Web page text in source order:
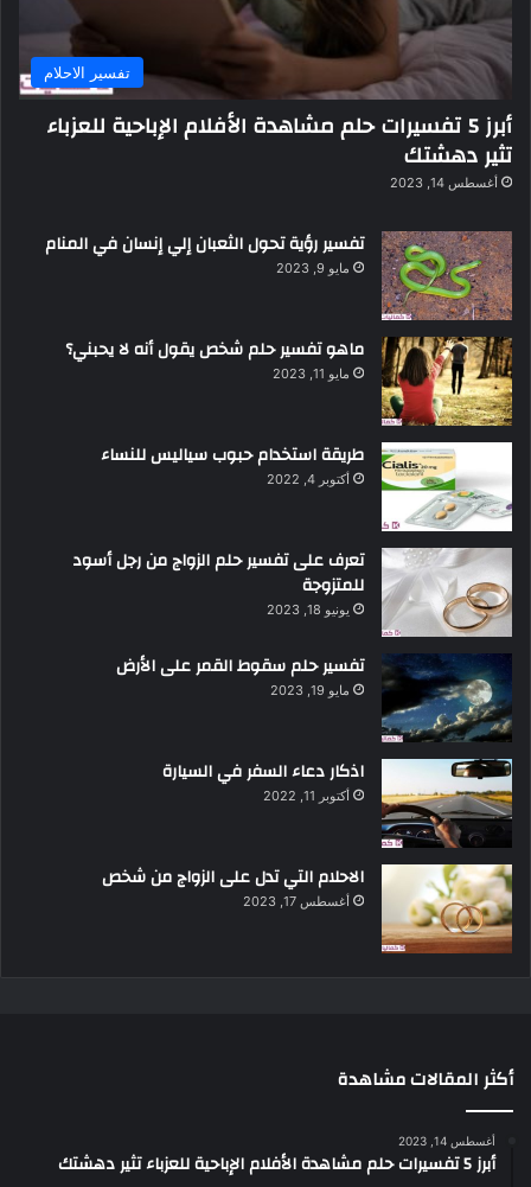
تفسير الاحلام
أبرز 5 تفسيرات حلم مشاهدة الأفلام الإباحية للعزباء
تثير دهشتك
أغسطس 14, 2023
تفسير رؤية تحول الثعبان إلي إنسان في المنام
مايو 9, 2023
ماهو تفسير حلم شخص يقول أنه لا يحبني؟
مايو 11, 2023
طريقة استخدام حبوب سياليس للنساء
أكتوبر 4, 2022
تعرف على تفسير حلم الزواج من رجل أسود
للمتزوجة
يونيو 18, 2023
تفسير حلم سقوط القمر على الأرض
مايو 19, 2023
اذكار دعاء السفر في السيارة
أكتوبر 11, 2022
الاحلام التي تدل على الزواج من شخص
أغسطس 17, 2023
أكثر المقالات مشاهدة
أغسطس 14, 2023
أبرز 5 تفسيرات حلم مشاهدة الأفلام الإباحية للعزباء تثير دهشتك